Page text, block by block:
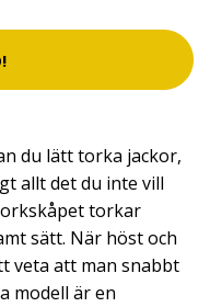
du lätt torka jackor,
allt det du inte vill
torkar
sätt. När höst och
veta att man snabbt
modell är en